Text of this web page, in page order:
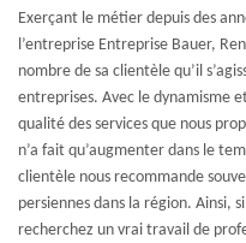
Exerçant le métier depuis des
l’entreprise Entreprise Bauer,
nombre de sa clientèle qu’il
entreprises. Avec le dynamisme
qualité des services que nous
n’a fait qu’augmenter dans le
clientèle nous recommande
persiennes dans la région. Ainsi,
recherchez un vrai travail de